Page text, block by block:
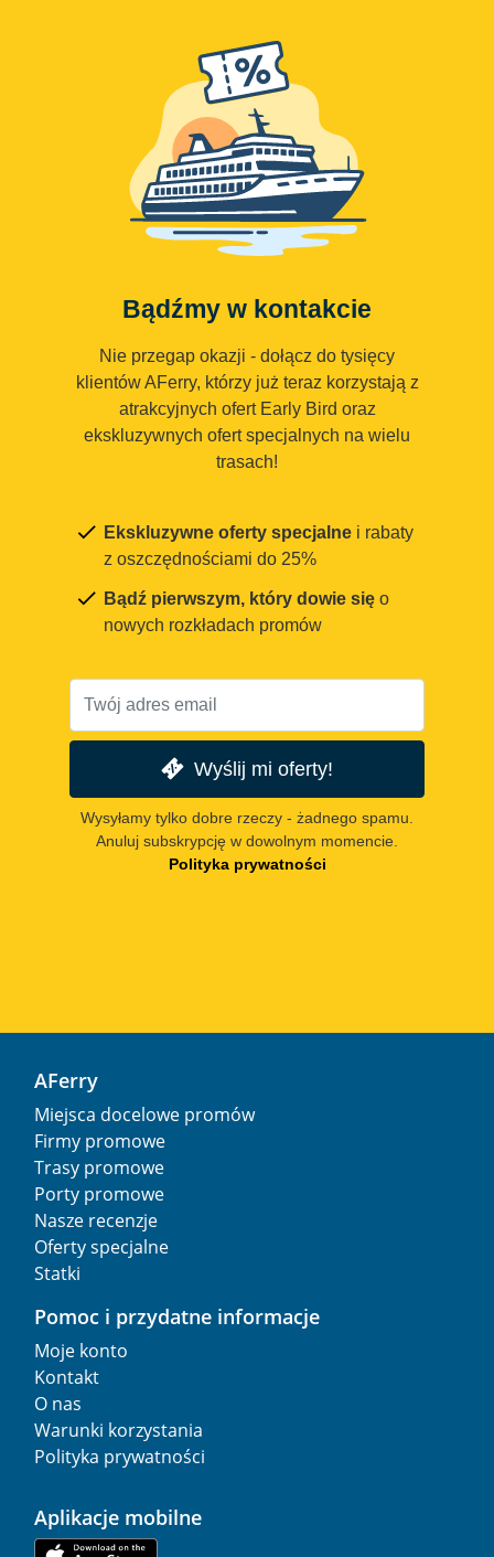
Bądźmy w kontakcie
Nie przegap okazji - dołącz do tysięcy
klientów AFerry, którzy już teraz korzystają z
atrakcyjnych ofert Early Bird oraz
ekskluzywnych ofert specjalnych na wielu
trasach!
Ekskluzywne oferty specjalne i rabaty
z oszczędnościami do 25%
Bądź pierwszym, który dowie się o
nowych rozkładach promów
Wyślij mi oferty!
Wysyłamy tylko dobre rzeczy - żadnego spamu.
Anuluj subskrypcję w dowolnym momencie.
Polityka prywatności
AFerry
Miejsca docelowe promów
Firmy promowe
Trasy promowe
Porty promowe
Nasze recenzje
Oferty specjalne
Statki
Pomoc i przydatne informacje
Moje konto
Kontakt
O nas
Warunki korzystania
Polityka prywatności
Aplikacje mobilne